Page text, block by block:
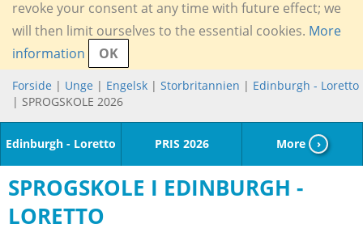
revoke your consent at any time with future effect; we
will then limit ourselves to the essential cookies. More
information
OK
Forside | Unge | Engelsk | Storbritannien | Edinburgh - Loretto
| SPROGSKOLE 2026
Edinburgh - Loretto PRIS 2026 More ›
SPROGSKOLE I EDINBURGH -
LORETTO